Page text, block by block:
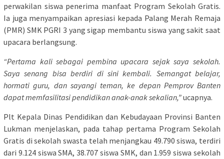
perwakilan siswa penerima manfaat Program Sekolah Gratis.
Ia juga menyampaikan apresiasi kepada Palang Merah Remaja
(PMR) SMK PGRI 3 yang sigap membantu siswa yang sakit saat
upacara berlangsung.
“Pertama kali sebagai pembina upacara sejak saya sekolah.
Saya senang bisa berdiri di sini kembali. Semangat belajar,
hormati guru, dan sayangi teman, ke depan Pemprov Banten
dapat memfasilitasi pendidikan anak-anak sekalian,”ucapnya.
Plt Kepala Dinas Pendidikan dan Kebudayaan Provinsi Banten
Lukman menjelaskan, pada tahap pertama Program Sekolah
Gratis di sekolah swasta telah menjangkau 49.790 siswa, terdiri
dari 9.124 siswa SMA, 38.707 siswa SMK, dan 1.959 siswa sekolah